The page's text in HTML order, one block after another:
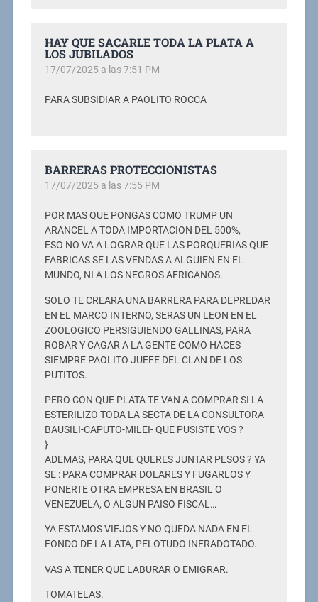
HAY QUE SACARLE TODA LA PLATA A
LOS JUBILADOS
17/07/2025 a las 7:51 PM
PARA SUBSIDIAR A PAOLITO ROCCA
BARRERAS PROTECCIONISTAS
17/07/2025 a las 7:55 PM
POR MAS QUE PONGAS COMO TRUMP UN
ARANCEL A TODA IMPORTACION DEL 500%,
ESO NO VA A LOGRAR QUE LAS PORQUERIAS QUE
FABRICAS SE LAS VENDAS A ALGUIEN EN EL
MUNDO, NI A LOS NEGROS AFRICANOS.
SOLO TE CREARA UNA BARRERA PARA DEPREDAR
EN EL MARCO INTERNO, SERAS UN LEON EN EL
ZOOLOGICO PERSIGUIENDO GALLINAS, PARA
ROBAR Y CAGAR A LA GENTE COMO HACES
SIEMPRE PAOLITO JUEFE DEL CLAN DE LOS
PUTITOS.
PERO CON QUE PLATA TE VAN A COMPRAR SI LA
ESTERILIZO TODA LA SECTA DE LA CONSULTORA
BAUSILI-CAPUTO-MILEI- QUE PUSISTE VOS ?
}
ADEMAS, PARA QUE QUERES JUNTAR PESOS ? YA
SE : PARA COMPRAR DOLARES Y FUGARLOS Y
PONERTE OTRA EMPRESA EN BRASIL O
VENEZUELA, O ALGUN PAISO FISCAL…
YA ESTAMOS VIEJOS Y NO QUEDA NADA EN EL
FONDO DE LA LATA, PELOTUDO INFRADOTADO.
VAS A TENER QUE LABURAR O EMIGRAR.
TOMATELAS.